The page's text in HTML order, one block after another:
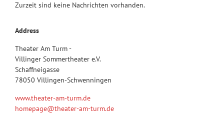
Zurzeit sind keine Nachrichten vorhanden.
Address
Theater Am Turm -
Villinger Sommertheater e.V.
Schaffneigasse
78050 Villingen-Schwenningen
www.theater-am-turm.de
homepage@theater-am-turm.de